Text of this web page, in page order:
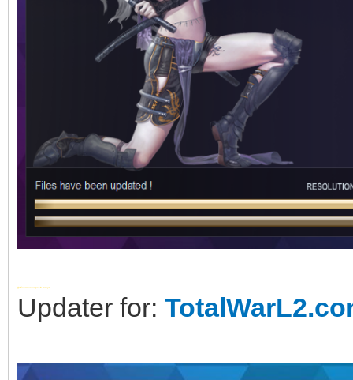
Добавлено через 6 минут
Updater for: